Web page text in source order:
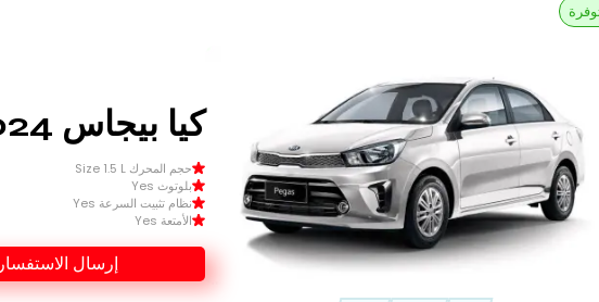
كيا بيجاس 2024
حجم المحرك Size 1.5 L
بلوتوث Yes
نظام تثبيت السرعة Yes
الأمتعة Yes
إرسال الاستفسار